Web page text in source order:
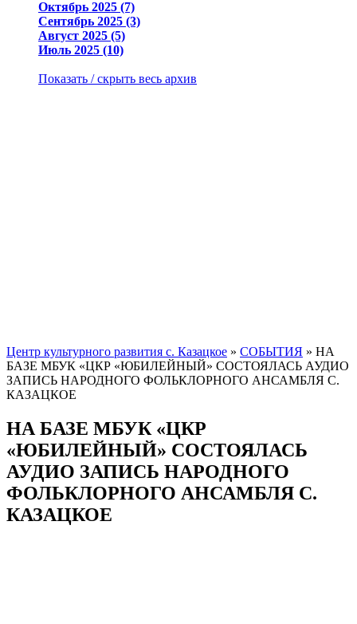
Октябрь 2025 (7)
Сентябрь 2025 (3)
Август 2025 (5)
Июль 2025 (10)
Показать / скрыть весь архив
Центр культурного развития с. Казацкое » СОБЫТИЯ » НА
БАЗЕ МБУК «ЦКР «ЮБИЛЕЙНЫЙ» СОСТОЯЛАСЬ АУДИО
ЗАПИСЬ НАРОДНОГО ФОЛЬКЛОРНОГО АНСАМБЛЯ С.
КАЗАЦКОЕ
НА БАЗЕ МБУК «ЦКР
«ЮБИЛЕЙНЫЙ» СОСТОЯЛАСЬ
АУДИО ЗАПИСЬ НАРОДНОГО
ФОЛЬКЛОРНОГО АНСАМБЛЯ С.
КАЗАЦКОЕ